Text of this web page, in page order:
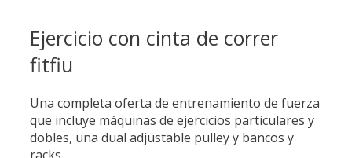
Ejercicio con cinta de correr
fitfiu
Una completa oferta de entrenamiento de fuerza
que incluye máquinas de ejercicios particulares y
dobles, una dual adjustable pulley y bancos y